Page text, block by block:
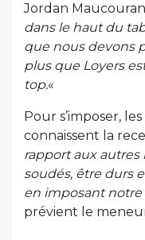
Jordan
dans le haut du
que nous devons
plus que Loyers
top.«
Pour s’imposer,
connaissent la
rapport aux autres
soudés, être durs
en imposant
prévient le